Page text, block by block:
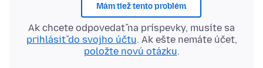
Mám tiež tento problém
Ak chcete odpovedať na príspevky, musíte sa
prihlásiť do svojho účtu. Ak ešte nemáte účet,
položte novú otázku.